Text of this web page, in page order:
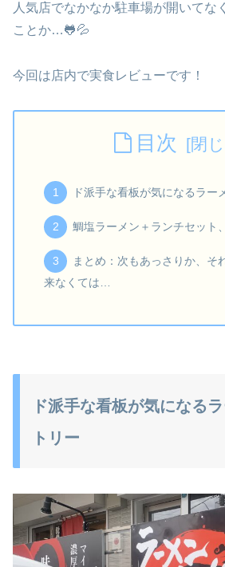
人気店でなかなか駐車場が開いてな
ことか…🐸💦
今回は店内で実食レビューです！
目次
ド派手な看板が気になるラー
鯛塩ラーメン＋ランチセット
まとめ：次もあっさりか、そ
来なくては…
ド派手な看板が気になる
トリー